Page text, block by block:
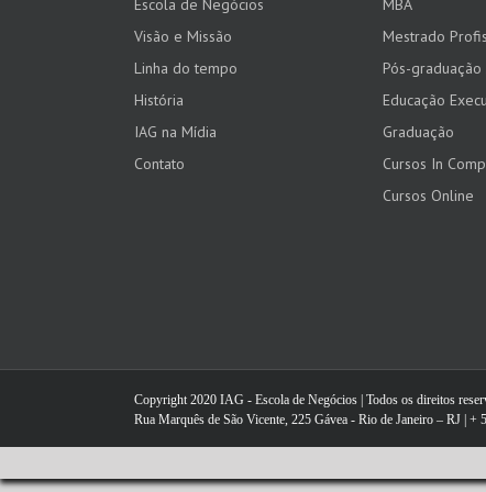
Escola de Negócios
Visão e Missão
Linha do tempo
História
IAG na Mídia
Contato
MBA
Mestrado
Pós-graduação
Educação
Graduação
Cursos In
Cursos Online
Copyright 2020 IAG - Escola de Negócios | Todos os direitos
Rua Marquês de São Vicente, 225 Gávea - Rio de Janeiro – RJ |